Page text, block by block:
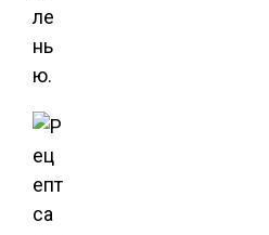
ле
нь
ю.